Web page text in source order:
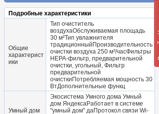
Подробные характеристики
Общие
характерист
ики
Тип очиститель
воздухаОбслуживаемая площадь
30 м²Тип увлажнителя
традиционныйПроизводительность
очистки воздуха 250 м³/часФильтры
HEPA-фильтр, предварительной
очистки, угольный, Фильтр
предварительной
очисткиПотребляемая мощность 30
ВтДополнительные функц
Умный дом
Экосистема Умного дома Умный
дом ЯндексаРаботает в системе
"умный дом" даПротокол связи Wi-